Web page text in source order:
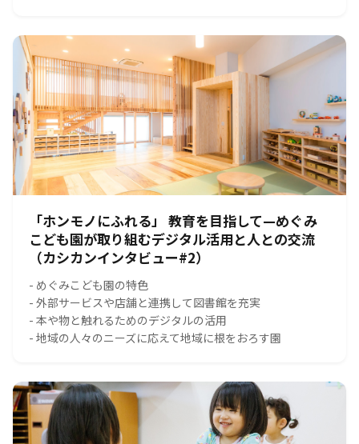
「ホンモノにふれる」 教育を目指して—めぐみ
こども園が取り組むデジタル活用と人との交流
（カシカンインタビュー#2）
- めぐみこども園の特色
- 外部サービスや店舗と連携して図書館を充実
- 本や物と触れるためのデジタルの活用
- 地域の人々のニーズに応えて地域に根をおろす園